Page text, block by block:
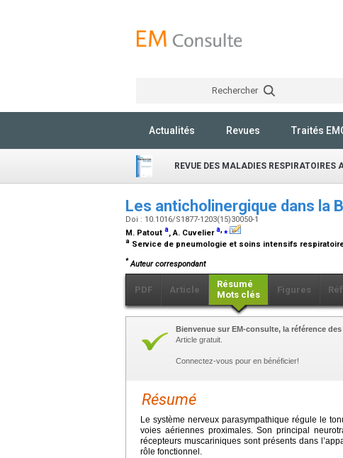
Rechercher
Actualités Revues Traités
REVUE DES MALADIES RESPIRATOIRES
Les anticholinergique dans la
Doi : 10.1016/S1877-1203(15)30050-1
M. Patout a, A. Cuveliera,⁎
a Service de pneumologie et soins intensifs
* Auteur correspondant
PDF Article
Résumé
Mots clés
Figures
Bienvenue sur EM-consulte, la référence
Article gratuit.
Connectez-vous pour en bénéficier!
Résumé
Le système nerveux parasympathique régule le
voies aériennes proximales. Son principal
récepteurs muscariniques sont présents dans
rôle fonctionnel.